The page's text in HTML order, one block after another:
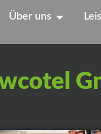
Über uns